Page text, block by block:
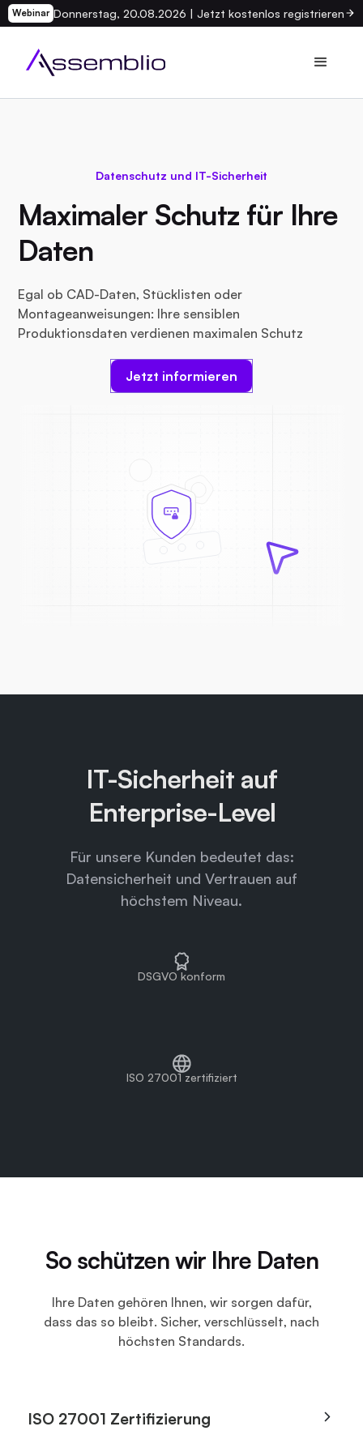
Webinar Donnerstag, 20.08.2026 | Jetzt kostenlos registrieren
Datenschutz und IT-Sicherheit
Maximaler Schutz für Ihre
Daten
Egal ob CAD-Daten, Stücklisten oder
Montageanweisungen: Ihre sensiblen
Produktionsdaten verdienen maximalen Schutz
Jetzt informieren
IT-Sicherheit auf
Enterprise-Level
Für unsere Kunden bedeutet das:
Datensicherheit und Vertrauen auf
höchstem Niveau.
DSGVO konform
ISO 27001 zertifiziert
So schützen wir Ihre Daten
Ihre Daten gehören Ihnen, wir sorgen dafür,
dass das so bleibt. Sicher, verschlüsselt, nach
höchsten Standards.
ISO 27001 Zertifizierung